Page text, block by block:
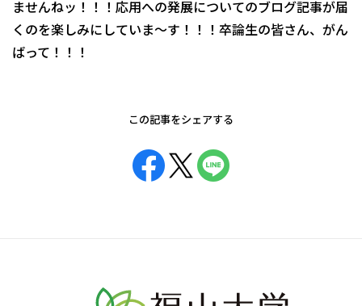
ませんねッ！！！応用への発展についてのブログ記事が届
くのを楽しみにしていま～す！！！卒論生の皆さん、がん
ばって！！！
この記事をシェアする